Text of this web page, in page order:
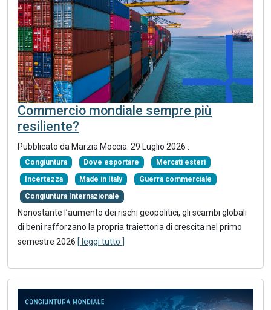
Commercio mondiale sempre più
resiliente?
Pubblicato da Marzia Moccia 29 Luglio 2026
Congiuntura Dove esportare Mercati esteri
Incertezza Made in Italy Guerra commerciale
Congiuntura Internazionale
Nonostante l’aumento dei rischi geopolitici, gli scambi globali
di beni rafforzano la propria traiettoria di crescita nel primo
semestre 2026 [ leggi tutto ]